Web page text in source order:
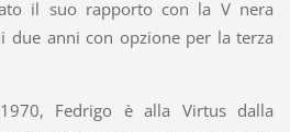
il suo rapporto con la V nera
anni con opzione per la terza
Fedrigo è alla Virtus dalla